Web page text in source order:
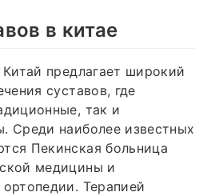
в китае
предлагает широкий
суставов, где
так и
Среди наиболее известных
Пекинская больница
медицины и
Терапией